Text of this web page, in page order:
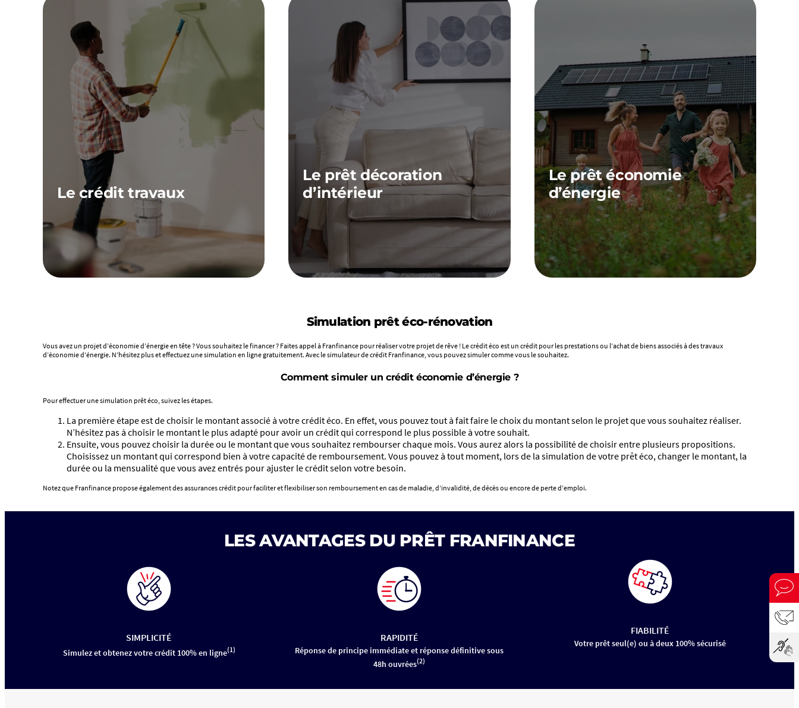
Le crédit travaux
Que vous souhaitiez rénover votre appartement,
agrandir votre maison ou encore faire
construire une piscine, Franfinance vous
accompagne. Nous vous proposons une offre de
Le prêt décoration
d’intérieur
Vous cherchez à moderniser l’aménagement
simplement une envie de changement ? Chez
Franfinance nous vous aidons à financer le
Le prêt économie
d’énergie
Vous avez un projet d’économie d’énergie en
tête ? Vous souhaitez le financer ? Faites appel à
Franfinance pour réaliser votre projet de rêve !
Le crédit économie d’énergie est un crédit pour
Simulation prêt éco-rénovation
Vous avez un projet d’économie d’énergie en tête ? Vous souhaitez le financer ? Faites appel à Franfinance pour réaliser votre projet de rêve ! Le crédit éco est un crédit pour les prestations ou l’achat de biens associés à des travaux
d’économie d’énergie. N’hésitez plus et effectuez une simulation en ligne gratuitement. Avec le simulateur de crédit Franfinance, vous pouvez simuler comme vous le souhaitez.
Comment simuler un crédit économie d’énergie ?
Pour effectuer une simulation prêt éco, suivez les étapes.
La première étape est de choisir le montant associé à votre crédit éco. En effet, vous pouvez tout à fait faire le choix du montant selon le projet que vous souhaitez réaliser.
N’hésitez pas à choisir le montant le plus adapté pour avoir un crédit qui correspond le plus possible à votre souhait.
Ensuite, vous pouvez choisir la durée ou le montant que vous souhaitez rembourser chaque mois. Vous aurez alors la possibilité de choisir entre plusieurs propositions.
Choisissez un montant qui correspond bien à votre capacité de remboursement. Vous pouvez à tout moment, lors de la simulation de votre prêt éco, changer le montant, la
durée ou la mensualité que vous avez entrés pour ajuster le crédit selon votre besoin.
Notez que Franfinance propose également des assurances crédit pour faciliter et flexibiliser son remboursement en cas de maladie, d’invalidité, de décès ou encore de perte d’emploi.
LES AVANTAGES DU PRÊT FRANFINANCE
SIMPLICITÉ
Simulez et obtenez votre crédit 100% en ligne(1)
RAPIDITÉ
Réponse de principe immédiate et réponse définitive sous
48h ouvrées(2)
FIABILITÉ
Votre prêt seul(e) ou à deux 100% sécurisé